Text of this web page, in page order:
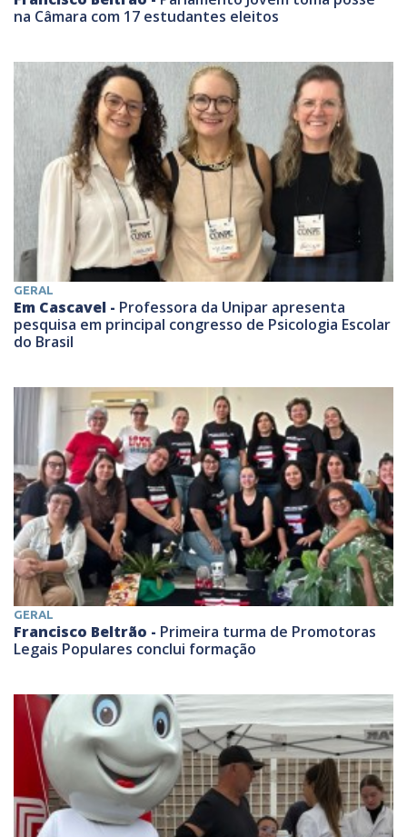
na Câmara com 17 estudantes eleitos
GERAL
Em Cascavel - Professora da Unipar apresenta
pesquisa em principal congresso de Psicologia Escolar
do Brasil
GERAL
Francisco Beltrão - Primeira turma de Promotoras
Legais Populares conclui formação